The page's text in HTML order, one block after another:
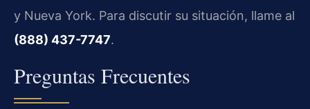
y Nueva York. Para discutir su situación, llame al
(888) 437-7747.
Preguntas Frecuentes